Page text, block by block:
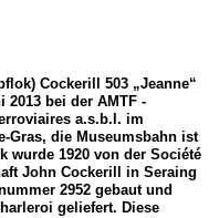
Cockerill 503 „Jeanne“
2013 bei der AMTF -
a.s.b.l. im
Gras, die Museumsbahn ist
wurde 1920 von der Société
John Cockerill in Seraing
2952 gebaut und
geliefert. Diese